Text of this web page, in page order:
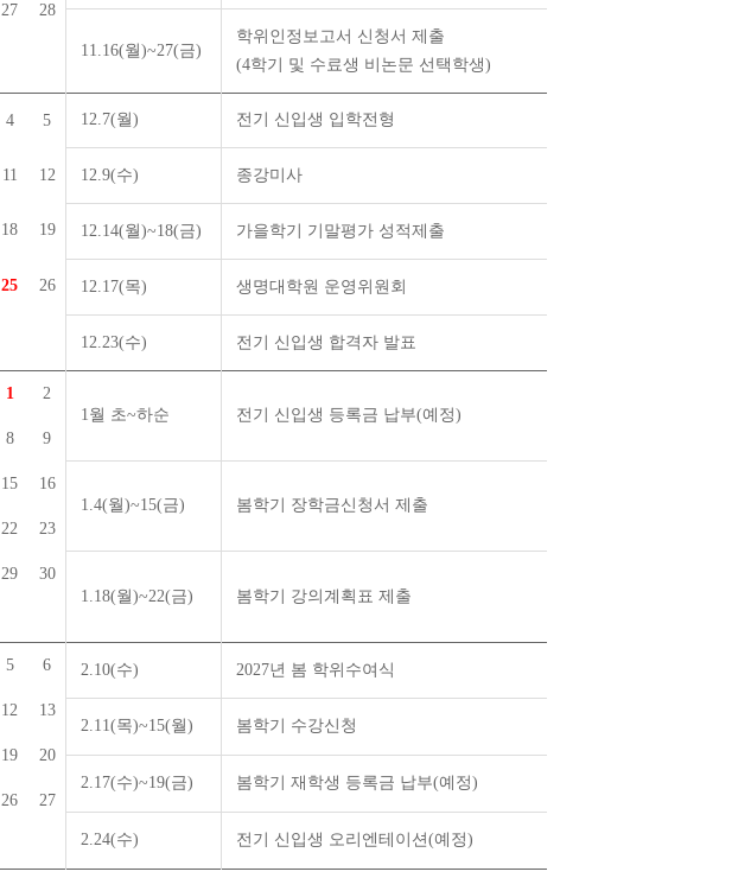
27 28
11.16(월)~27(금)
학위인정보고서 신청서 제출
(4학기 및 수료생 비논문 선택학생)
4 5
11 12
18 19
25 26
12.7(월) 전기 신입생 입학전형
12.9(수) 종강미사
12.14(월)~18(금) 가을학기 기말평가 성적제출
12.17(목) 생명대학원 운영위원회
12.23(수) 전기 신입생 합격자 발표
1 2
8 9
15 16
22 23
29 30
1월 초~하순 전기 신입생 등록금 납부(예정)
1.4(월)~15(금) 봄학기 장학금신청서 제출
1.18(월)~22(금) 봄학기 강의계획표 제출
5 6
12 13
19 20
26 27
2.10(수) 2027년 봄 학위수여식
2.11(목)~15(월) 봄학기 수강신청
2.17(수)~19(금) 봄학기 재학생 등록금 납부(예정)
2.24(수) 전기 신입생 오리엔테이션(예정)